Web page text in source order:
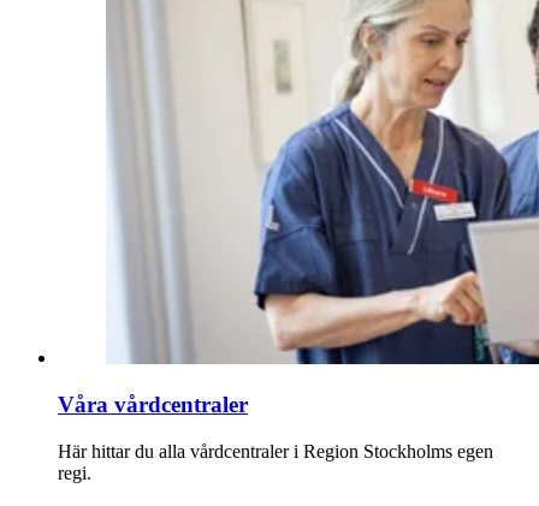
Våra vårdcentraler
Här hittar du alla vårdcentraler i Region Stockholms egen
regi.